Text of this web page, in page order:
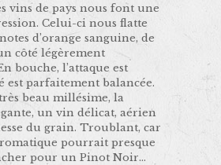
vins de pays nous font une
Celui-ci nous flatte
d’orange sanguine, de
côté légèrement
bouche, l’attaque est
est parfaitement balancée.
beau millésime, la
un vin délicat, aérien
du grain. Troublant, car
pourrait presque
pour un Pinot Noir…